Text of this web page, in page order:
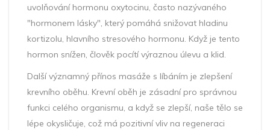
uvolňování hormonu oxytocinu, často nazývaného
"hormonem lásky", který pomáhá snižovat hladinu
kortizolu, hlavního stresového hormonu. Když je tento
hormon snížen, člověk pocítí výraznou úlevu a klid.
Další významný přínos masáže s líbáním je zlepšení
krevního oběhu. Krevní oběh je zásadní pro správnou
funkci celého organismu, a když se zlepší, naše tělo se
lépe okysličuje, což má pozitivní vliv na regeneraci